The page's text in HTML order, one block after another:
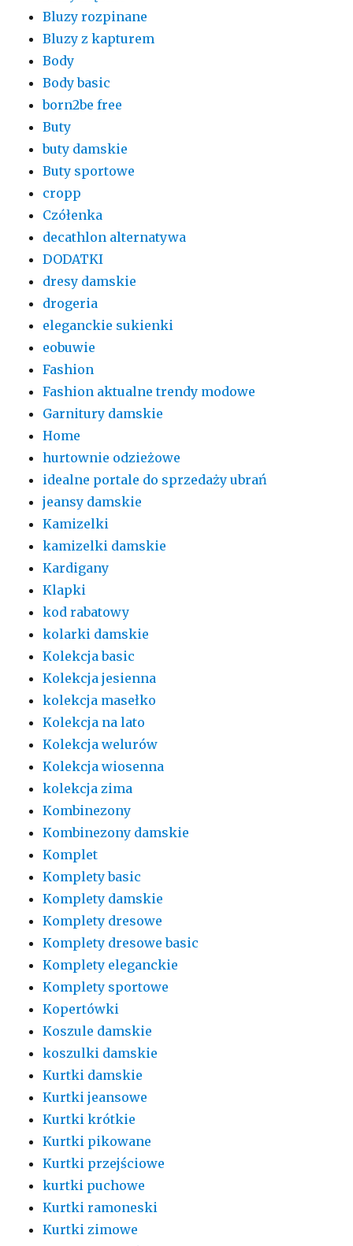
Bluzy rozpinane
Bluzy z kapturem
Body
Body basic
born2be free
Buty
buty damskie
Buty sportowe
cropp
Czółenka
decathlon alternatywa
DODATKI
dresy damskie
drogeria
eleganckie sukienki
eobuwie
Fashion
Fashion aktualne trendy modowe
Garnitury damskie
Home
hurtownie odzieżowe
idealne portale do sprzedaży ubrań
jeansy damskie
Kamizelki
kamizelki damskie
Kardigany
Klapki
kod rabatowy
kolarki damskie
Kolekcja basic
Kolekcja jesienna
kolekcja masełko
Kolekcja na lato
Kolekcja welurów
Kolekcja wiosenna
kolekcja zima
Kombinezony
Kombinezony damskie
Komplet
Komplety basic
Komplety damskie
Komplety dresowe
Komplety dresowe basic
Komplety eleganckie
Komplety sportowe
Kopertówki
Koszule damskie
koszulki damskie
Kurtki damskie
Kurtki jeansowe
Kurtki krótkie
Kurtki pikowane
Kurtki przejściowe
kurtki puchowe
Kurtki ramoneski
Kurtki zimowe